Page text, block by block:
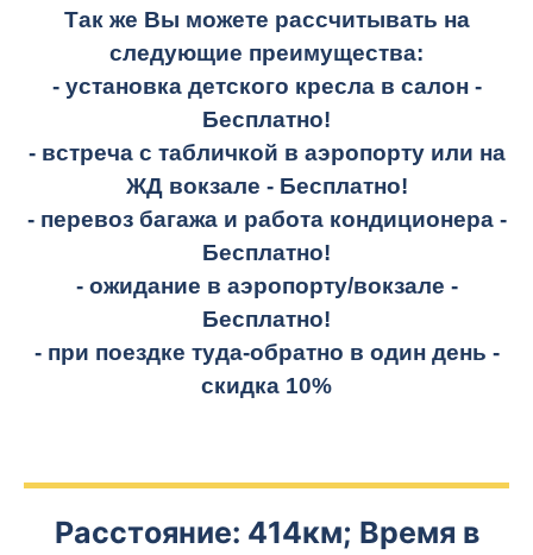
Так же Вы можете рассчитывать на
следующие преимущества:
- установка детского кресла в салон -
Бесплатно!
- встреча с табличкой в аэропорту или на
ЖД вокзале - Бесплатно!
- перевоз багажа и работа кондиционера -
Бесплатно!
- ожидание в аэропорту/вокзале -
Бесплатно!
- при поездке туда-обратно в один день -
скидка 10%
Расстояние: 414км; Время в